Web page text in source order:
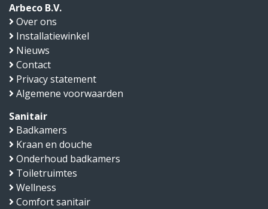
Arbeco B.V.
Over ons
Installatiewinkel
Nieuws
Contact
Privacy statement
Algemene voorwaarden
Sanitair
Badkamers
Kraan en douche
Onderhoud badkamers
Toiletruimtes
Wellness
Comfort sanitair